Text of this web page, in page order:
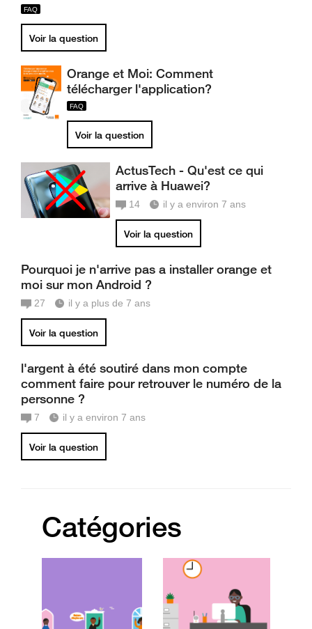
Voir la question
Orange et Moi: Comment
télécharger l'application?
Voir la question
ActusTech - Qu'est ce qui
arrive à Huawei?
14 il y a environ 7 ans
Voir la question
Pourquoi je n'arrive pas a installer orange et
moi sur mon Android ?
27 il y a plus de 7 ans
Voir la question
l'argent à été soutiré dans mon compte
comment faire pour retrouver le numéro de la
personne ?
7 il y a environ 7 ans
Voir la question
Catégories